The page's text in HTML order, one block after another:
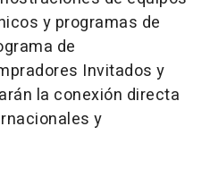
y programas de
de
Invitados y
la conexión directa
y